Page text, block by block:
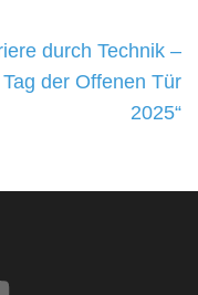
durch Technik –
Tag der Offenen Tür
2025“